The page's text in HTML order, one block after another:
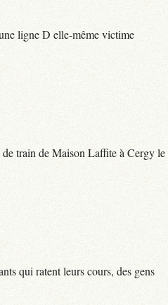
ligne D elle-même victime
de train de Maison Laffite à Cergy le
qui ratent leurs cours, des gens